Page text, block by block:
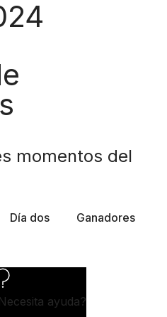
momentos del
Día dos Ganadores
ayuda?